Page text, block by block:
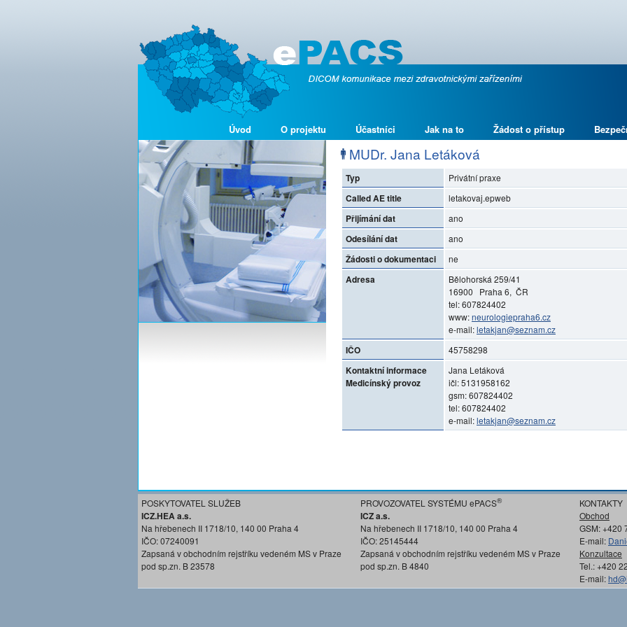
Úvod O projektu Účastníci Jak na to Žádost o přístup
MUDr. Jana Letáková
Typ Privátní praxe
Called AE title letakovaj.epweb
Přijímání dat ano
Odesílání dat ano
Žádosti o dokumentaci ne
Adresa
Bělohorská 259/41
16900 Praha 6, ČR
tel: 607824402
www:neurologiepraha6.cz
e-mail:letakjan@seznam.cz
IČO 45758298
Kontaktní informace
Medicínský provoz
Jana Letáková
ičl: 5131958162
gsm: 607824402
tel: 607824402
e-mail:letakjan@seznam.cz
POSKYTOVATEL SLUŽEB
ICZ.HEA a.s.
Na hřebenech II 1718/10, 140 00 Praha 4
IČO: 07240091
Zapsaná v obchodním rejstříku vedeném MS v Praze
pod sp.zn. B 23578
PROVOZOVATEL SYSTÉMU ePACS®
ICZ a.s.
Na hřebenech II 1718/10, 140 00 Praha 4
IČO: 25145444
Zapsaná v obchodním rejstříku vedeném MS v Praze
pod sp.zn. B 4840
KONTAKTY
Obchod
GSM: +420
E-mail:
Konzultace
Tel.: +420
E-mail: